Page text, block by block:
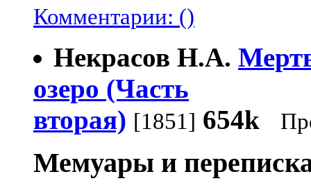
Комментарии: ()
Некрасов Н.А.
озеро (Часть
вторая) [1851] 654k
Мемуары и